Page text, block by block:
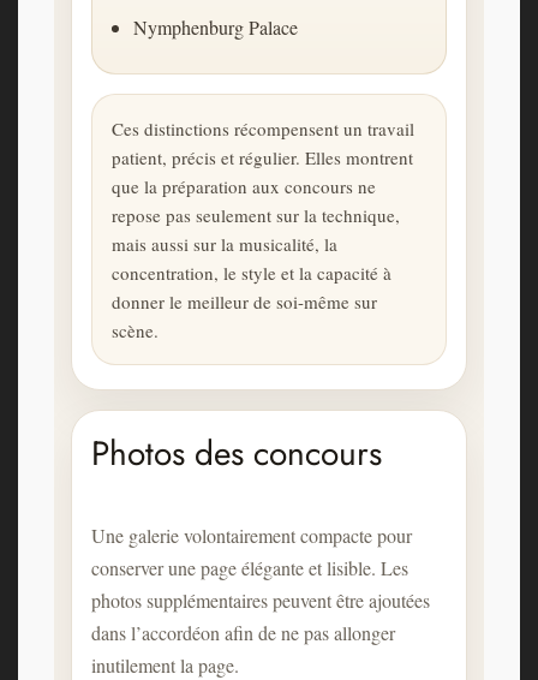
Nymphenburg Palace
Ces distinctions récompensent un travail
patient, précis et régulier. Elles montrent
que la préparation aux concours ne
repose pas seulement sur la technique,
mais aussi sur la musicalité, la
concentration, le style et la capacité à
donner le meilleur de soi-même sur
scène.
Photos des concours
Une galerie volontairement compacte pour
conserver une page élégante et lisible. Les
photos supplémentaires peuvent être ajoutées
dans l’accordéon afin de ne pas allonger
inutilement la page.